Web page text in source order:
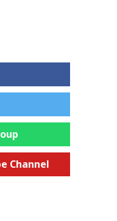
Channel